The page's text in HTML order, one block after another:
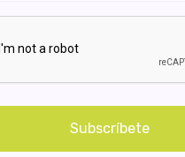
Subscríbete